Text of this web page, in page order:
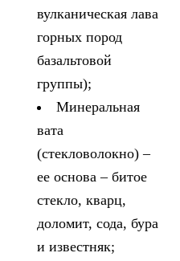
вулканическая лава
горных пород
базальтовой
группы);
Минеральная
вата
(стекловолокно) –
ее основа – битое
стекло, кварц,
доломит, сода, бура
и известняк;